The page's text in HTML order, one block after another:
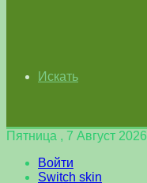
Искать
Пятница , 7 Август 2026
Войти
Switch skin